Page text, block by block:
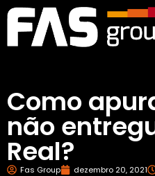
Como
não
Real?
Fas Group dezembro 20, 2021